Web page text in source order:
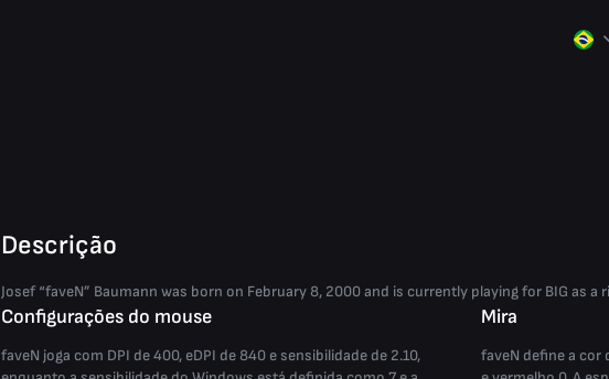
Descrição
Josef “faveN” Baumann was born on February 8, 2000 and is currently playing for BIG as a
Configurações do mouse
faveN joga com DPI de 400, eDPI de 840 e sensibilidade de 2.10,
Mira
faveN define a cor